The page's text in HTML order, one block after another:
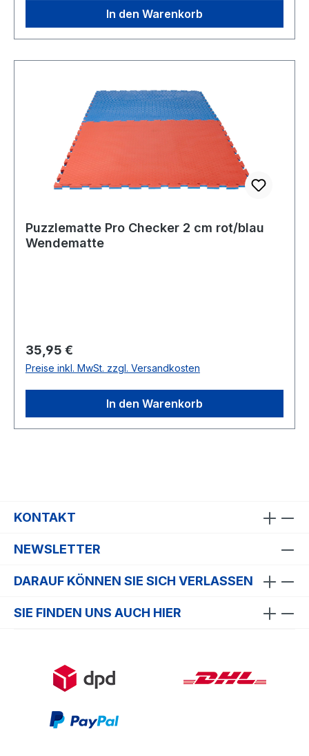
In den Warenkorb
Puzzlematte Pro Checker 2 cm rot/blau
Wendematte
Regulärer Preis:
35,95 €
Preise inkl. MwSt. zzgl. Versandkosten
In den Warenkorb
KONTAKT
NEWSLETTER
DARAUF KÖNNEN SIE SICH VERLASSEN
SIE FINDEN UNS AUCH HIER